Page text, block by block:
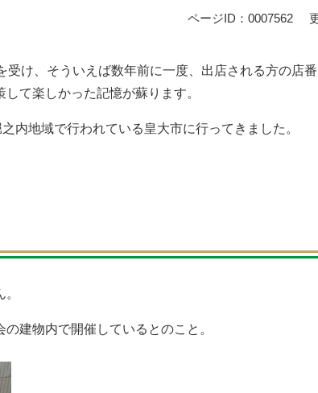
ページID：0007562
け、そういえば数年前に一度、出店される方の店
て楽しかった記憶が蘇ります。
内地域で行われている皇大市に行ってきました。
建物内で開催しているとのこと。